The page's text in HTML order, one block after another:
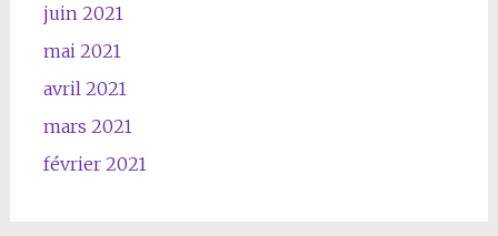
juin 2021
mai 2021
avril 2021
mars 2021
février 2021